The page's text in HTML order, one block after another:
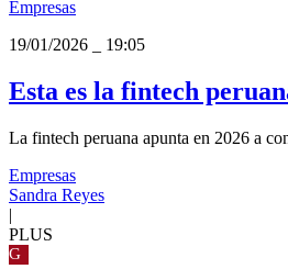
Empresas
19/01/2026
19:05
Esta es la fintech
La fintech peruana apunta en 2026 a
Empresas
Sandra Reyes
|
PLUS
G